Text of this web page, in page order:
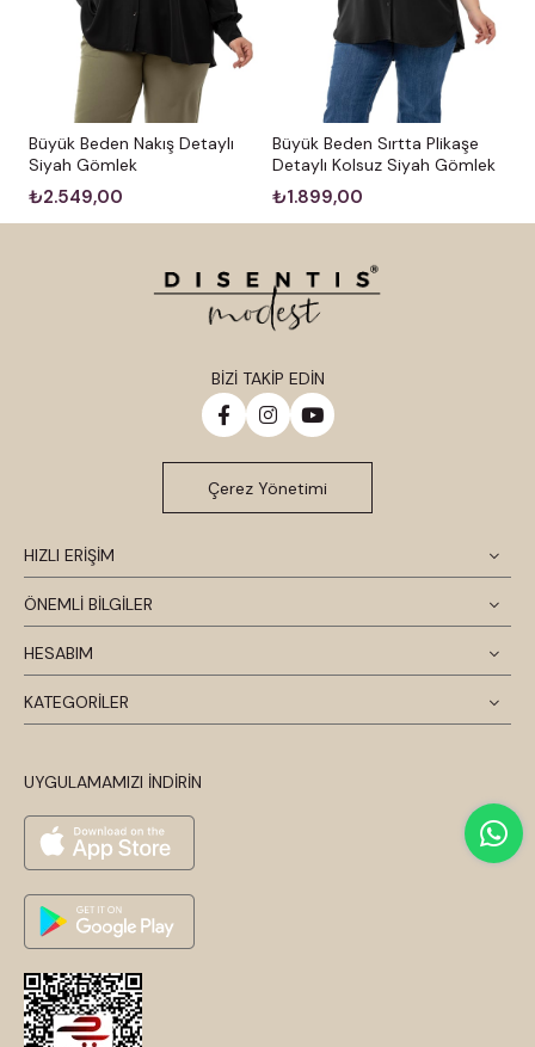
Büyük Beden Nakış Detaylı
Siyah Gömlek
₺2.549,00
Büyük Beden Sırtta Plikaşe
Detaylı Kolsuz Siyah Gömlek
₺1.899,00
HIZLI ERİŞİM
ÖNEMLİ BİLGİLER
HESABIM
KATEGORİLER
UYGULAMAMIZI İNDİRİN
BİZİ TAKİP EDİN
Çerez Yönetimi